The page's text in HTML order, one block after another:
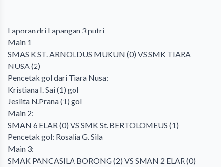
Laporan dri Lapangan 3 putri
Main 1
SMAS K ST. ARNOLDUS MUKUN (0) VS SMK TIARA
NUSA (2)
Pencetak gol dari Tiara Nusa:
Kristiana I. Sai (1) gol
Jeslita N.Prana (1) gol
Main 2:
SMAN 6 ELAR (0) VS SMK St. BERTOLOMEUS (1)
Pencetak gol: Rosalia G. Sila
Main 3:
SMAK PANCASILA BORONG (2) VS SMAN 2 ELAR (0)